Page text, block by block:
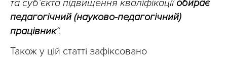
та суб’єкта підвищення кваліфікаціїобирає
педагогічний (науково-педагогічний)
працівник“.
Також у цій статті зафіксовано